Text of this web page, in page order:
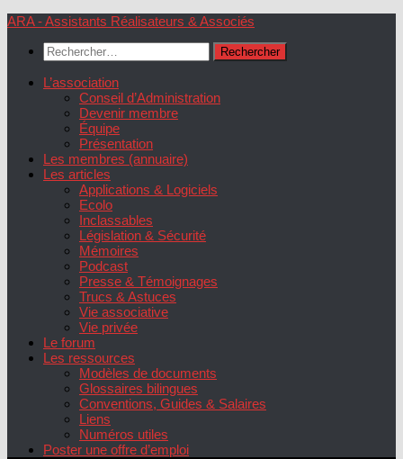
Skip
content
ARA - Assistants Réalisateurs & Associés
Rechercher :
L’association
Conseil d’Administration
Devenir membre
Équipe
Présentation
Les membres (annuaire)
Les articles
Applications & Logiciels
Ecolo
Inclassables
Législation & Sécurité
Mémoires
Podcast
Presse & Témoignages
Trucs & Astuces
Vie associative
Vie privée
Le forum
Les ressources
Modèles de documents
Glossaires bilingues
Conventions, Guides & Salaires
Liens
Numéros utiles
Poster une offre d’emploi